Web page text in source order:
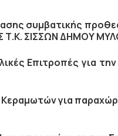
συμβατικής
Τ.Κ. ΣΙΣΣΩΝ ΔΗΜΟΥ
Επιτροπές για
για